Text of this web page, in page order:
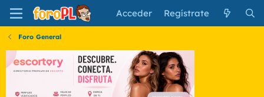
Acceder Regístrate
Foro General